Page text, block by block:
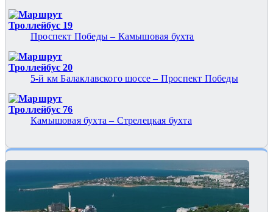
Троллейбус 19
Проспект Победы – Камышовая бухта
Троллейбус 20
5-й км Балаклавского шоссе – Проспект Победы
Троллейбус 76
Камышовая бухта – Стрелецкая бухта